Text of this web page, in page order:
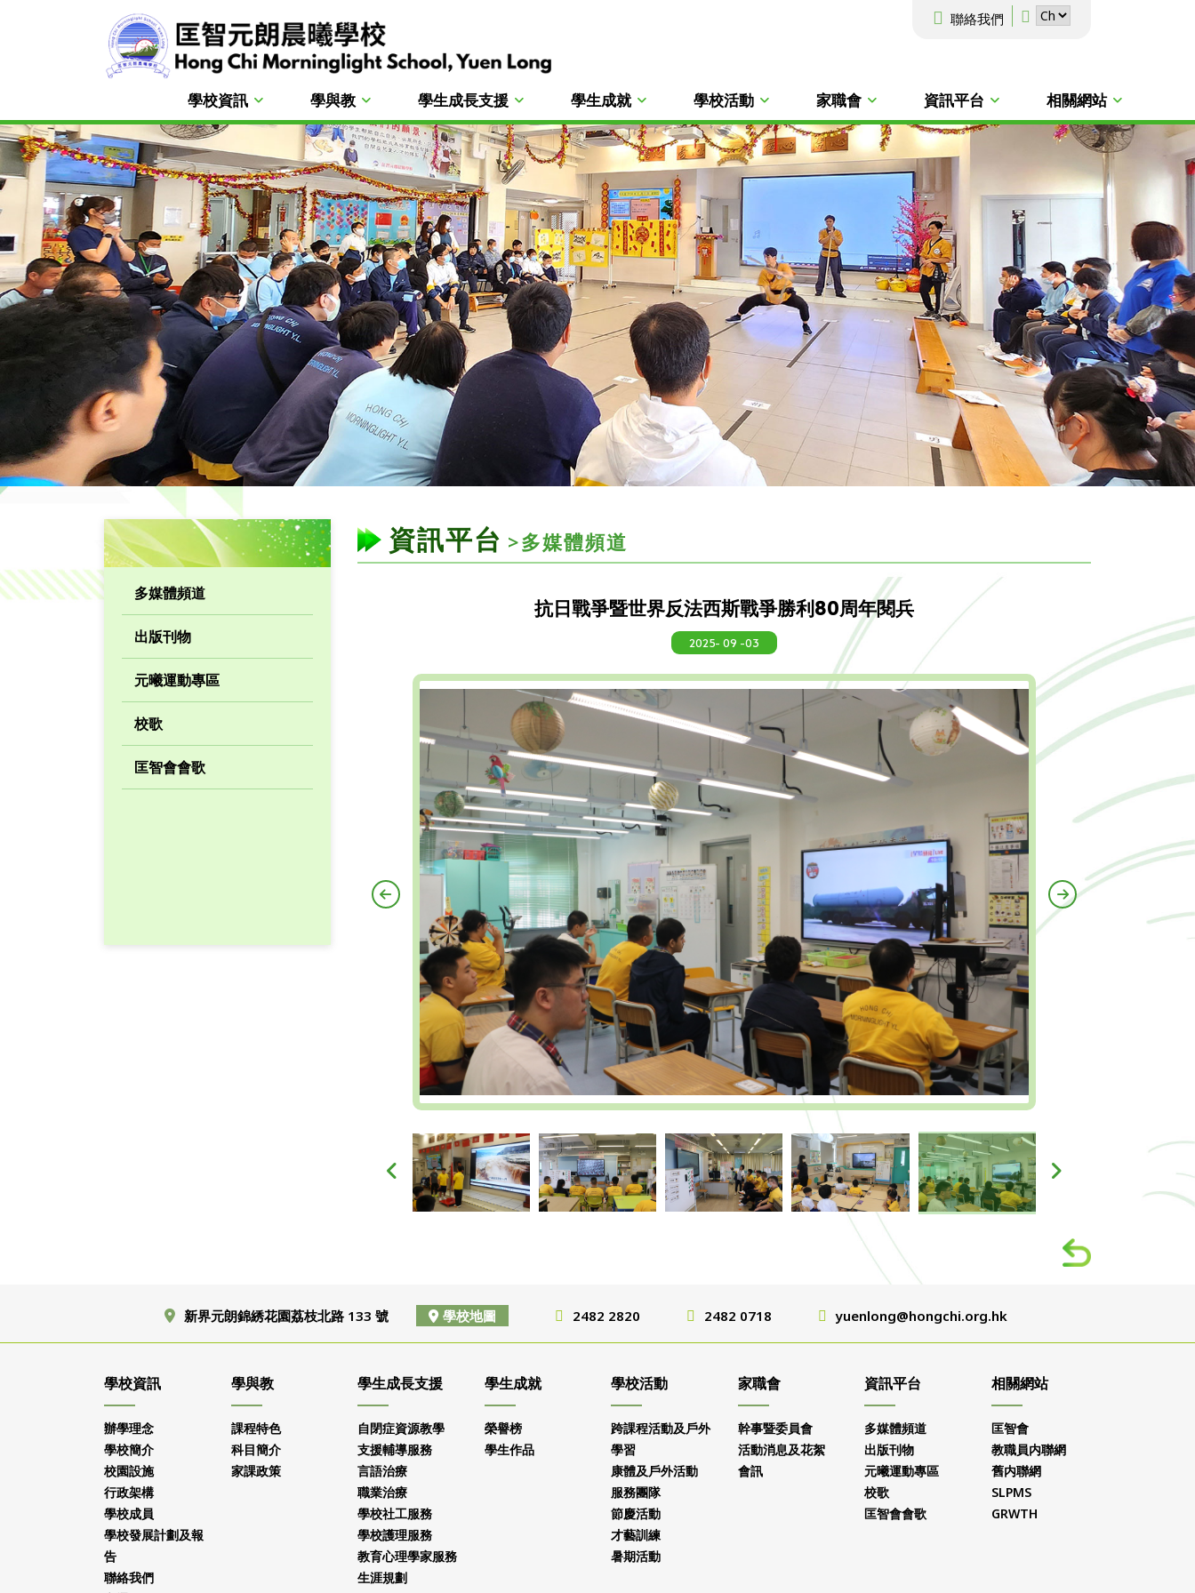
聯絡我們
學校資訊 學與教 學生成長支援 學生成就 學校活動 家職會 資訊平台 相關網站
多媒體頻道
出版刊物
元曦運動專區
校歌
匡智會會歌
資訊平台 >多媒體頻道
抗日戰爭暨世界反法西斯戰爭勝利80周年閱兵
2025- 09 -03
新界元朗錦綉花園荔枝北路 133 號 學校地圖 2482 2820 2482 0718 yuenlong@hongchi.org.hk
學校資訊
辦學理念
學校簡介
校園設施
行政架構
學校成員
學校發展計劃及報
告
聯絡我們
學與教
課程特色
科目簡介
家課政策
學生成長支援
自閉症資源教學
支援輔導服務
言語治療
職業治療
學校社工服務
學校護理服務
教育心理學家服務
生涯規劃
學生成就
榮譽榜
學生作品
學校活動
跨課程活動及戶外
學習
康體及戶外活動
服務團隊
節慶活動
才藝訓練
暑期活動
家職會
幹事暨委員會
活動消息及花絮
會訊
資訊平台
多媒體頻道
出版刊物
元曦運動專區
校歌
匡智會會歌
相關網站
匡智會
教職員内聯網
舊内聯網
SLPMS
GRWTH